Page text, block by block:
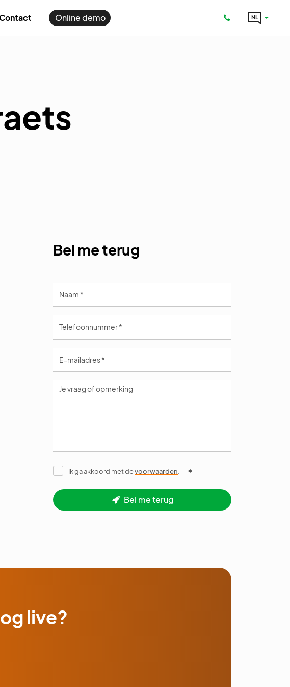
Online demo NL
Bel me terug
Ik ga akkoord met devoorwaarden
Bel me terug
live?